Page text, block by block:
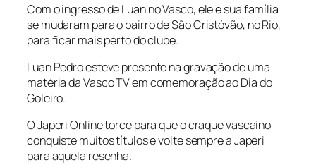
Com o ingresso de Luan no Vasco, ele é sua família
se mudaram para o bairro de São Cristóvão, no Rio,
para ficar mais perto do clube.
Luan Pedro esteve presente na gravação de uma
matéria da Vasco TV em comemoração ao Dia do
Goleiro.
O Japeri Online torce para que o craque vascaino
conquiste muitos títulos e volte sempre a Japeri
para aquela resenha.